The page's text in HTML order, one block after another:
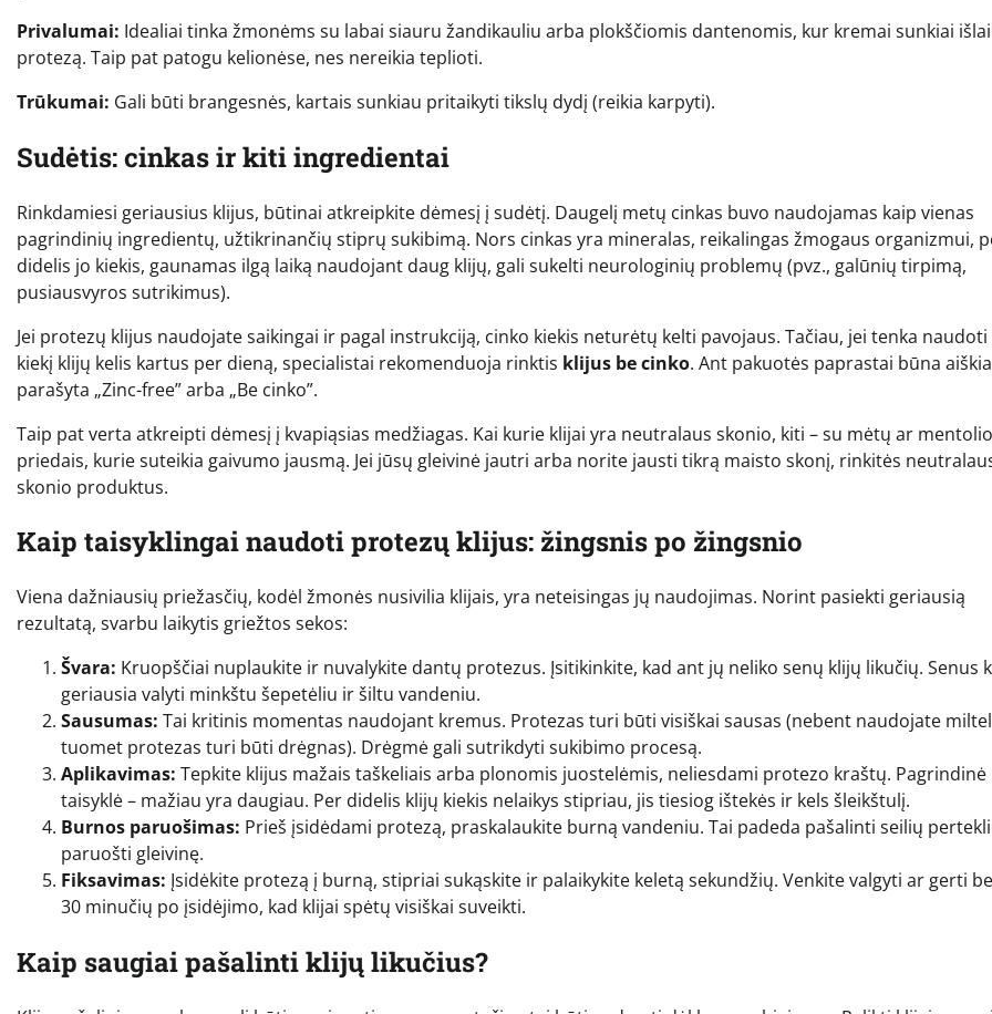
Privalumai: Idealiai tinka žmonėms su labai siauru žandikauliu arba plokščiomis dantenomis, kur kremai sunkiai
protezą. Taip pat patogu kelionėse, nes nereikia teplioti.
Trūkumai: Gali būti brangesnės, kartais sunkiau pritaikyti tikslų dydį (reikia karpyti).
Sudėtis: cinkas ir kiti ingredientai
Rinkdamiesi geriausius klijus, būtinai atkreipkite dėmesį į sudėtį. Daugelį metų cinkas buvo naudojamas kaip vienas
pagrindinių ingredientų, užtikrinančių stiprų sukibimą. Nors cinkas yra mineralas, reikalingas žmogaus organizmui,
didelis jo kiekis, gaunamas ilgą laiką naudojant daug klijų, gali sukelti neurologinių problemų (pvz., galūnių tirpimą,
pusiausvyros sutrikimus).
Jei protezų klijus naudojate saikingai ir pagal instrukciją, cinko kiekis neturėtų kelti pavojaus. Tačiau, jei tenka
kiekį klijų kelis kartus per dieną, specialistai rekomenduoja rinktis klijus be cinko. Ant pakuotės paprastai būna
parašyta „Zinc-free” arba „Be cinko”.
Taip pat verta atkreipti dėmesį į kvapiąsias medžiagas. Kai kurie klijai yra neutralaus skonio, kiti – su mėtų ar mentolio
priedais, kurie suteikia gaivumo jausmą. Jei jūsų gleivinė jautri arba norite jausti tikrą maisto skonį, rinkitės
skonio produktus.
Kaip taisyklingai naudoti protezų klijus: žingsnis po žingsnio
Viena dažniausių priežasčių, kodėl žmonės nusivilia klijais, yra neteisingas jų naudojimas. Norint pasiekti geriausią
rezultatą, svarbu laikytis griežtos sekos:
Švara: Kruopščiai nuplaukite ir nuvalykite dantų protezus. Įsitikinkite, kad ant jų neliko senų klijų likučių. Senus
geriausia valyti minkštu šepetėliu ir šiltu vandeniu.
Sausumas: Tai kritinis momentas naudojant kremus. Protezas turi būti visiškai sausas (nebent naudojate
tuomet protezas turi būti drėgnas). Drėgmė gali sutrikdyti sukibimo procesą.
Aplikavimas: Tepkite klijus mažais taškeliais arba plonomis juostelėmis, neliesdami protezo kraštų. Pagrindinė
taisyklė – mažiau yra daugiau. Per didelis klijų kiekis nelaikys stipriau, jis tiesiog ištekės ir kels šleikštulį.
Burnos paruošimas: Prieš įsidėdami protezą, praskalaukite burną vandeniu. Tai padeda pašalinti seilių
paruošti gleivinę.
Fiksavimas: Įsidėkite protezą į burną, stipriai sukąskite ir palaikykite keletą sekundžių. Venkite valgyti ar gerti
30 minučių po įsidėjimo, kad klijai spėtų visiškai suveikti.
Kaip saugiai pašalinti klijų likučius?